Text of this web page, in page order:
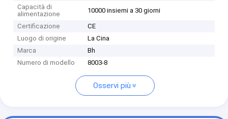
Capacità di
alimentazione
10000 insiemi a 30 giorni
Certificazione
CE
Luogo di origine
La Cina
Marca
Bh
Numero di modello
8003-8
Osservi più